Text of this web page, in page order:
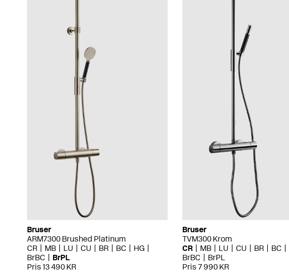
Bruser
ARM7300 Brushed Platinum
CR
MB LU CU BR BC
HG
BrBC
BrPL
Pris 13 490 KR
Bruser
TVM300 Krom
CR
MB LU CU BR BC
BrBC
BrPL
Pris 7 990 KR